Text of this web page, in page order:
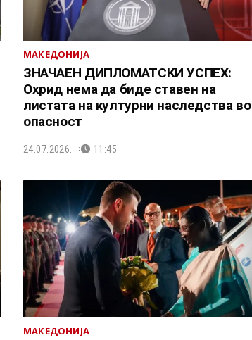
МАКЕДОНИЈА
ЗНАЧАЕН ДИПЛОМАТСКИ УСПЕХ:
Охрид нема да биде ставен на
листата на културни наследства во
опасност
24.07.2026. 11:45
МАКЕДОНИЈА